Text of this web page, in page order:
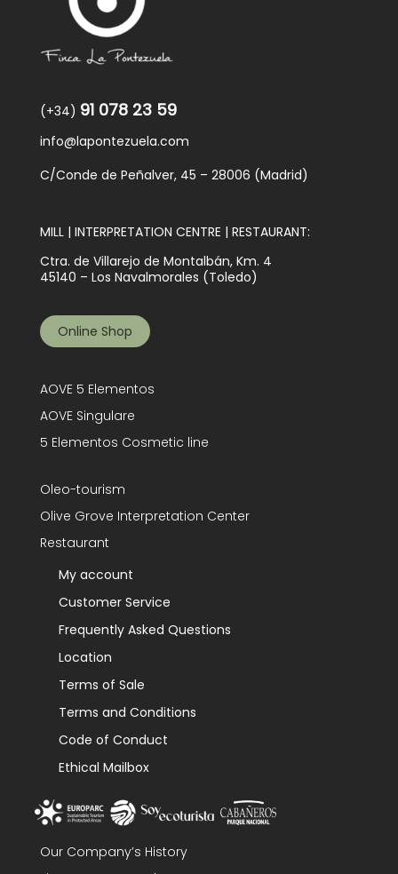
(+34) 91 078 23 59
info@lapontezuela.com
C/Conde de Peñalver, 45 – 28006 (Madrid)
MILL | INTERPRETATION CENTRE | RESTAURANT:
Ctra. de Villarejo de Montalbán, Km. 4
45140 – Los Navalmorales (Toledo)
Online Shop
AOVE 5 Elementos
AOVE Singulare
5 Elementos Cosmetic line
Oleo-tourism
Olive Grove Interpretation Center
Restaurant
My account
Customer Service
Frequently Asked Questions
Location
Terms of Sale
Terms and Conditions
Code of Conduct
Ethical Mailbox
Our Company’s History